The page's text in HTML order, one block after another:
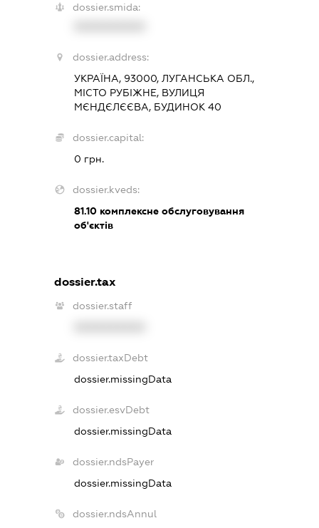
dossier.smida:
dossier.address:
УКРАЇНА, 93000, ЛУГАНСЬКА ОБЛ.,
МІСТО РУБІЖНЕ, ВУЛИЦЯ
МЄНДЄЛЄЄВА, БУДИНОК 40
dossier.capital:
0 грн.
dossier.kveds:
81.10комплексне обслуговування
об'єктів
dossier.tax
dossier.staff
dossier.taxDebt
dossier.missingData
dossier.esvDebt
dossier.missingData
dossier.ndsPayer
dossier.missingData
dossier.ndsAnnul